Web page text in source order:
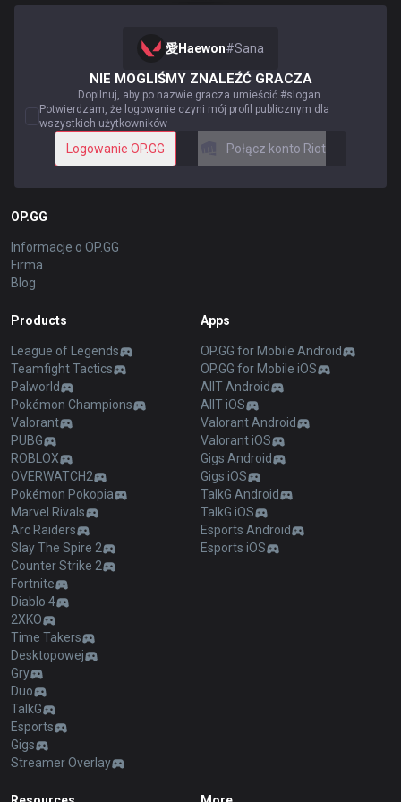
愛Haewon#Sana
NIE MOGLIŚMY ZNALEŹĆ GRACZA
Dopilnuj, aby po nazwie gracza umieścić #slogan.
Potwierdzam, że logowanie czyni mój profil publicznym dla
wszystkich użytkowników
Logowanie OP.GG Połącz konto Riot
OP.GG
Informacje o OP.GG
Firma
Blog
Products
League of Legends
Teamfight Tactics
Palworld
Pokémon Champions
Valorant
PUBG
ROBLOX
OVERWATCH2
Pokémon Pokopia
Marvel Rivals
Arc Raiders
Slay The Spire 2
Counter Strike 2
Fortnite
Diablo 4
2XKO
Time Takers
Desktopowej
Gry
Duo
TalkG
Esports
Gigs
Streamer Overlay
Apps
OP.GG for Mobile Android
OP.GG for Mobile iOS
AllT Android
AllT iOS
Valorant Android
Valorant iOS
Gigs Android
Gigs iOS
TalkG Android
TalkG iOS
Esports Android
Esports iOS